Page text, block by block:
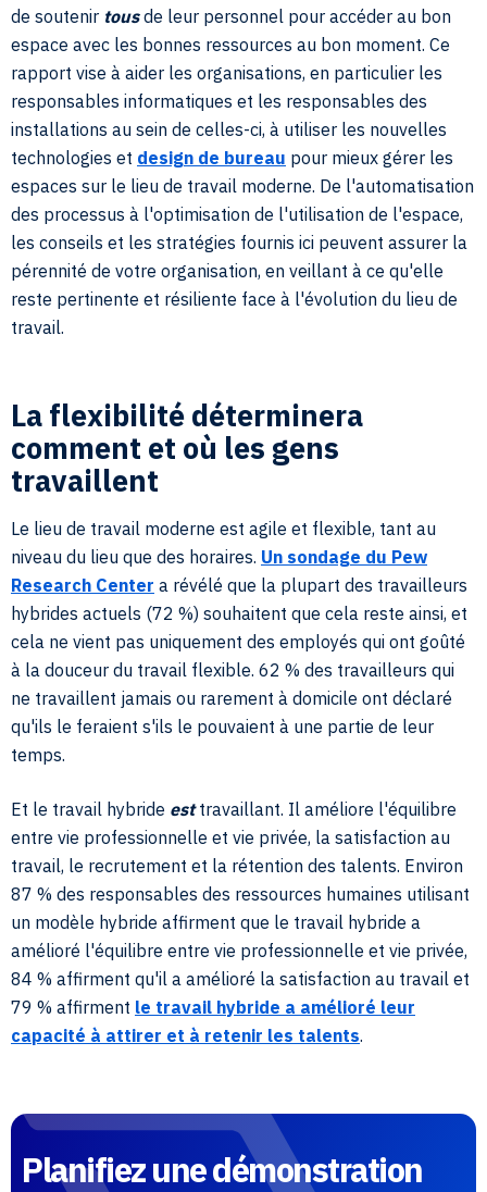
de soutenir tousde leur personnel pour accéder au bon
espace avec les bonnes ressources au bon moment. Ce
rapport vise à aider les organisations, en particulier les
responsables informatiques et les responsables des
installations au sein de celles-ci, à utiliser les nouvelles
technologies et design de bureau pour mieux gérer les
espaces sur le lieu de travail moderne. De l'automatisation
des processus à l'optimisation de l'utilisation de l'espace,
les conseils et les stratégies fournis ici peuvent assurer la
pérennité de votre organisation, en veillant à ce qu'elle
reste pertinente et résiliente face à l'évolution du lieu de
travail.
La flexibilité déterminera
comment et où les gens
travaillent
Le lieu de travail moderne est agile et flexible, tant au
niveau du lieu que des horaires. Un sondage du Pew
Research Center a révélé que la plupart des travailleurs
hybrides actuels (72 %) souhaitent que cela reste ainsi, et
cela ne vient pas uniquement des employés qui ont goûté
à la douceur du travail flexible. 62 % des travailleurs qui
ne travaillent jamais ou rarement à domicile ont déclaré
qu'ils le feraient s'ils le pouvaient à une partie de leur
temps.
Et le travail hybride esttravaillant. Il améliore l'équilibre
entre vie professionnelle et vie privée, la satisfaction au
travail, le recrutement et la rétention des talents. Environ
87 % des responsables des ressources humaines utilisant
un modèle hybride affirment que le travail hybride a
amélioré l'équilibre entre vie professionnelle et vie privée,
84 % affirment qu'il a amélioré la satisfaction au travail et
79 % affirment le travail hybride a amélioré leur
capacité à attirer et à retenir les talents.
Planifiez une démonstration